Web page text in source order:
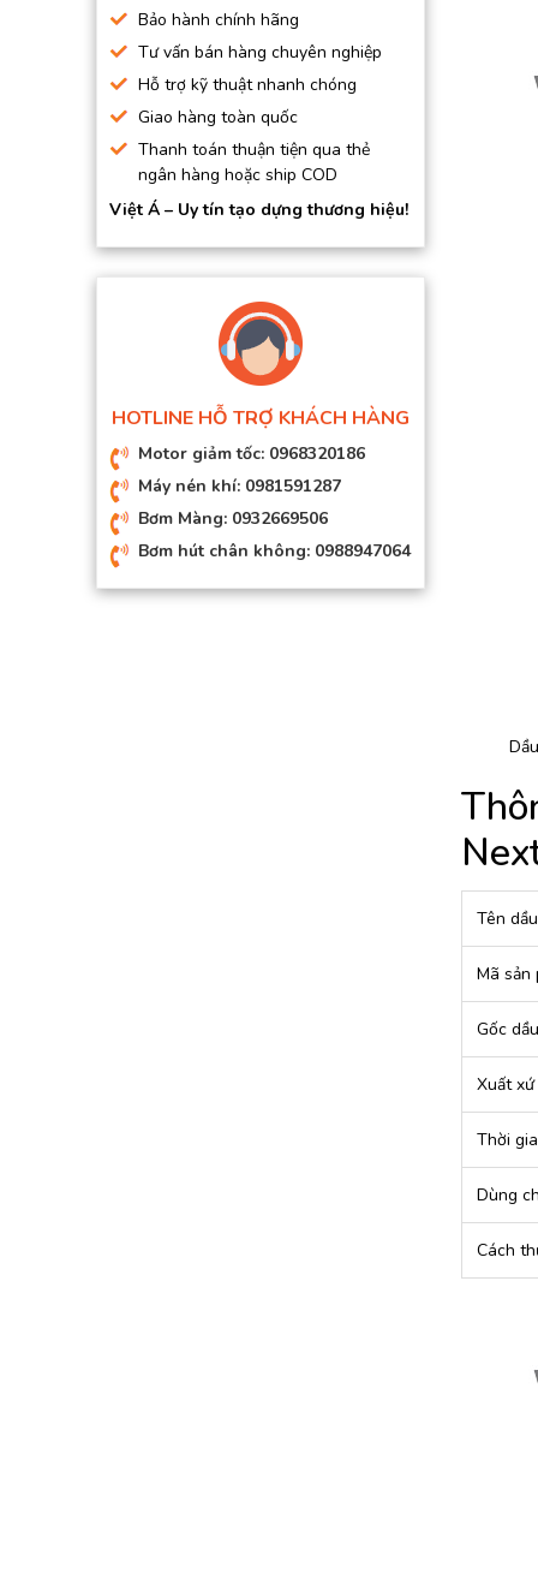
Bảo hành chính hãng
Tư vấn bán hàng chuyên nghiệp
Hỗ trợ kỹ thuật nhanh chóng
Giao hàng toàn quốc
Thanh toán thuận tiện qua thẻ
ngân hàng hoặc ship COD
Việt Á – Uy tín tạo dựng thương hiệu!
HOTLINE HỖ TRỢ KHÁCH HÀNG
Motor giảm tốc: 0968320186
Máy nén khí: 0981591287
Bơm Màng: 0932669506
Bơm hút chân không: 0988947064
Tên dầu
Mã sản
Gốc dầu
Xuất xứ
Thời
Dùng
Cách